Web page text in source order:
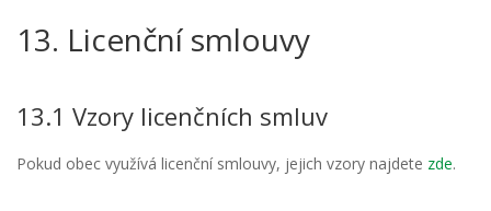
13. Licenční smlouvy
13.1 Vzory licenčních smluv
Pokud obec využívá licenční smlouvy, jejich vzory najdete zde.